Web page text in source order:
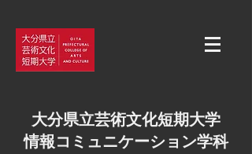
大分県立芸術文化短期大学
情報コミュニケーション学科